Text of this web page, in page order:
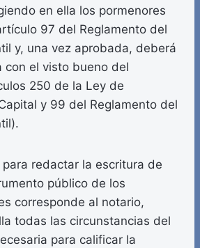
en ella los pormenores
97 del Reglamento del
y, una vez aprobada, deberá
con el visto bueno del
250 de la Ley de
y 99 del Reglamento del
redactar la escritura de
público de los
corresponde al notario,
todas las circunstancias del
para calificar la